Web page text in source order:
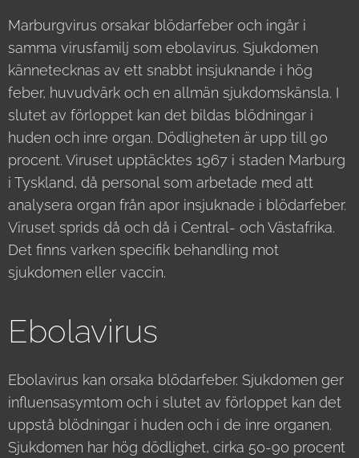
Marburgvirus orsakar blödarfeber och ingår i
samma virusfamilj som ebolavirus. Sjukdomen
kännetecknas av ett snabbt insjuknande i hög
feber, huvudvärk och en allmän sjukdomskänsla. I
slutet av förloppet kan det bildas blödningar i
huden och inre organ. Dödligheten är upp till 90
procent. Viruset upptäcktes 1967 i staden Marburg
i Tyskland, då personal som arbetade med att
analysera organ från apor insjuknade i blödarfeber.
Viruset sprids då och då i Central- och Västafrika.
Det finns varken specifik behandling mot
sjukdomen eller vaccin.
Ebolavirus
Ebolavirus kan orsaka blödarfeber. Sjukdomen ger
influensasymtom och i slutet av förloppet kan det
uppstå blödningar i huden och i de inre organen.
Sjukdomen har hög dödlighet, cirka 50-90 procent